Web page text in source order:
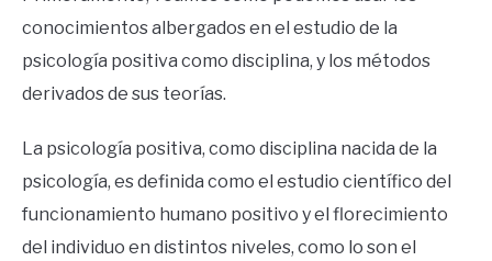
conocimientos albergados en el estudio de la
psicología positiva como disciplina, y los métodos
derivados de sus teorías.
La psicología positiva, como disciplina nacida de la
psicología, es definida como el estudio científico del
funcionamiento humano positivo y el florecimiento
del individuo en distintos niveles, como lo son el